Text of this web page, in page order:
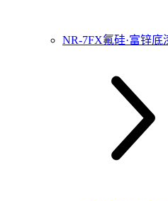
NR-7FX氟硅·富锌底